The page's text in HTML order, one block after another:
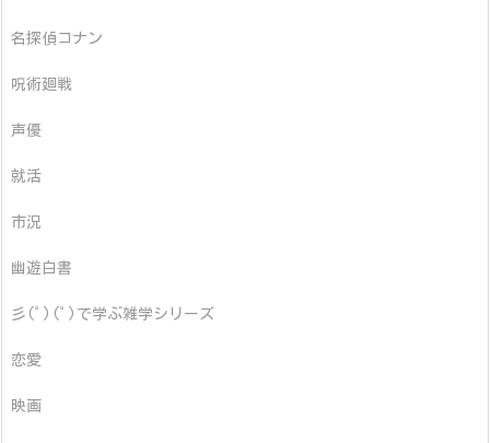
名探偵コナン
呪術廻戦
声優
就活
市況
幽遊白書
彡(ﾟ)(ﾟ)で学ぶ雑学シリーズ
恋愛
映画